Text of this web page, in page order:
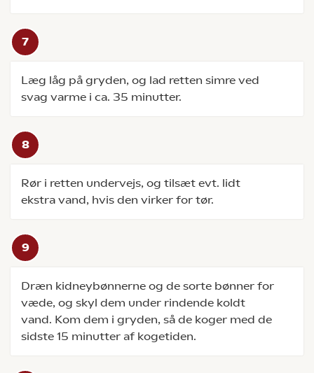
Læg låg på gryden, og lad retten simre ved
svag varme i ca. 35 minutter.
Rør i retten undervejs, og tilsæt evt. lidt
ekstra vand, hvis den virker for tør.
Dræn kidneybønnerne og de sorte bønner for
væde, og skyl dem under rindende koldt
vand. Kom dem i gryden, så de koger med de
sidste 15 minutter af kogetiden.